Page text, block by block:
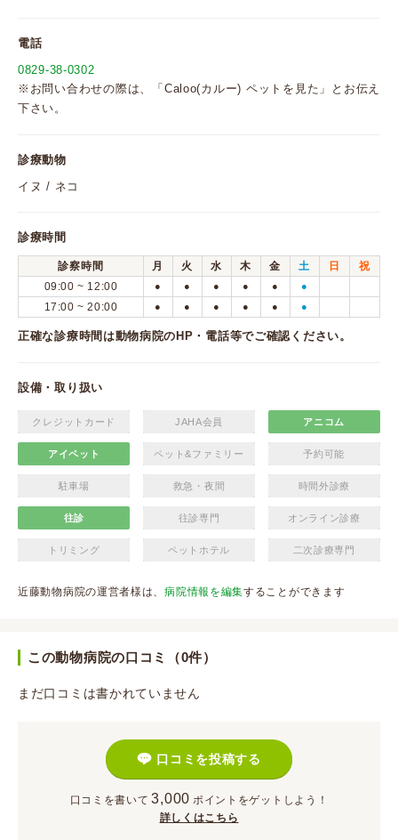
電話
0829-38-0302
※お問い合わせの際は、「Caloo(カルー) ペットを見た」とお伝え
下さい。
診療動物
イヌ / ネコ
診療時間
診察時間 月 火 水 木 金 土 日
祝
09:00 ~ 12:00
● ● ● ● ● ●
17:00 ~ 20:00 ● ● ● ● ● ●
正確な診療時間は動物病院のHP・電話等でご確認ください。
設備・取り扱い
クレジットカード JAHA会員 アニコム
アイペット ペット&ファミリー 予約可能
駐車場 救急・夜間 時間外診療
往診 往診専門 オンライン診療
トリミング ペットホテル 二次診療専門
近藤動物病院の運営者様は、病院情報を編集することができます
この動物病院の口コミ（0件）
まだ口コミは書かれていません
口コミを投稿する
口コミを書いて 3,000 ポイント をゲットしよう！
詳しくはこちら